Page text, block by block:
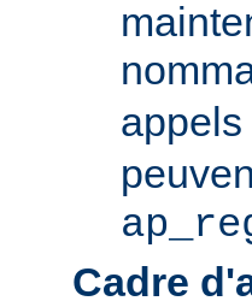
appels
Cadre